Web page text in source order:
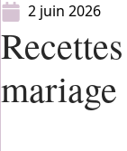
2 juin 2026